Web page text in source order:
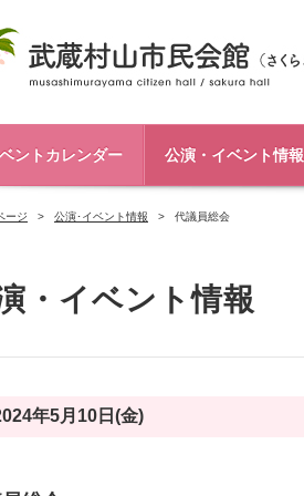
ントカレンダー 公演・イベント情報
ージ 公演･イベント情報 代議員総会
・イベント情報
年5月10日(金)